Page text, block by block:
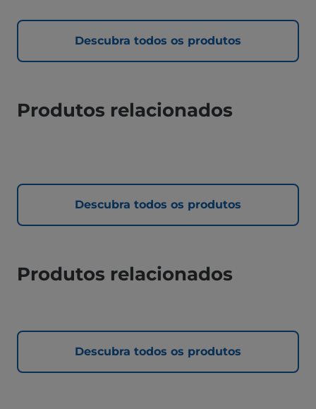
Descubra todos os produtos
Produtos relacionados
Descubra todos os produtos
Produtos relacionados
Descubra todos os produtos